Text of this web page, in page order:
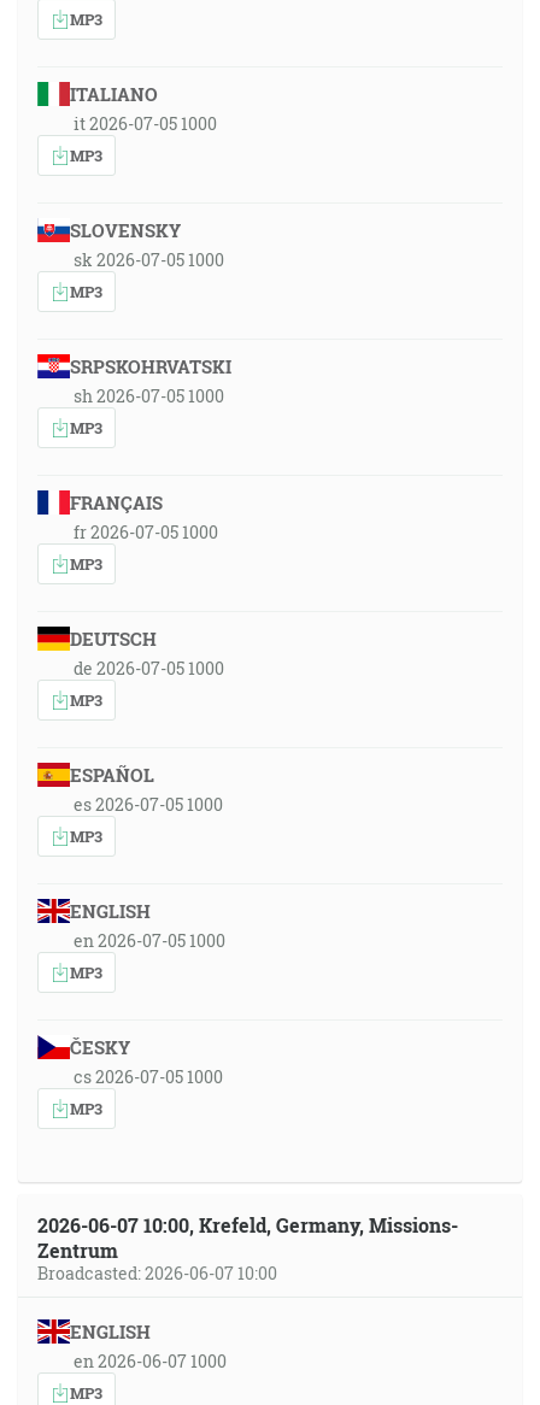
MP3
ITALIANO
it 2026-07-05 1000
MP3
SLOVENSKY
sk 2026-07-05 1000
MP3
SRPSKOHRVATSKI
sh 2026-07-05 1000
MP3
FRANÇAIS
fr 2026-07-05 1000
MP3
DEUTSCH
de 2026-07-05 1000
MP3
ESPAÑOL
es 2026-07-05 1000
MP3
ENGLISH
en 2026-07-05 1000
MP3
ČESKY
cs 2026-07-05 1000
MP3
2026-06-07 10:00, Krefeld, Germany, Missions-
Zentrum
Broadcasted: 2026-06-07 10:00
ENGLISH
en 2026-06-07 1000
MP3